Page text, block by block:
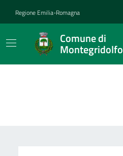
Regione Emilia-Romagna
Comune di
Montegridolfo